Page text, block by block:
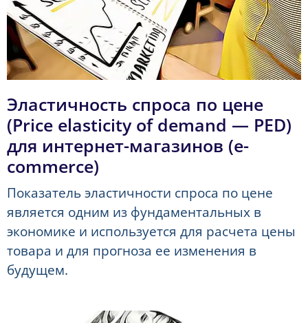
Эластичность спроса по цене
(Price elasticity of demand — PED)
для интернет-магазинов (e-
commerce)
Показатель эластичности спроса по цене
является одним из фундаментальных в
экономике и используется для расчета цены
товара и для прогноза ее изменения в
будущем.